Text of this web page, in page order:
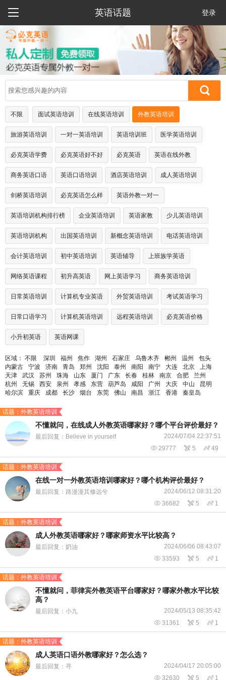
 英语话题 登录
不限 面试英语培训 在线英语培训 外教英语培训
旅游英语培训 一对一英语培训 英语培训班 医学英语培训
必克英语学费 必克英语好不好 必克英语 英语在线外教
商务英语口语 英语口语培训 酒店英语培训 成人英语培训
剑桥英语培训 必克英语怎么样 英语外教一对一
英语培训机构排行榜 企业英语培训 英语家教 少儿英语培训
英语培训机构 出国英语培训 新概念英语培训 电话英语培训
会计英语培训 初中英语培训 英语辅导 上班族学英语
网络英语课程 初升高英语 网上英语学习 商务英语培训
日常英语培训 计算机专业英语 外贸英语培训 考试英语学习
日常口语学习 计算机英语培训 远程英语培训 必克英语价格
小升初英语 英语网课
区域： 不限 深圳 福州 焦作 湖州 石家庄 乌鲁木齐 郴州 温州
包头
内蒙古
宁波 济南 青岛 郑州 沈阳 泰州 南阳 南宁 大连 北京
上海
天津
武汉 苏州 珠海 山东 厦门 广东 长春 桂林 南京 合肥
兰州
杭州
无锡 西安 泉州 孝感 东营 葫芦岛 咸阳 广州 大庆 中山
昆明
哈尔滨
重庆 成都 长沙 烟台 东莞 佛山 南昌 浙江 香港 秦皇岛
话题：外教英语培训
​不懂就问，在线成人外教英语哪家好？哪个平台评价最好？
最后回复：Believe in yourself 2024/07/04 22:37:51
 29777  5  49
话题：外教英语培训
在线一对一外教英语培训哪家好？哪个机构评价最好？
最后回复：路漫漫其修远兮 2024/06/12 08:31:20
 36682  5  1
话题：外教英语培训
成人外教英语哪家好？哪家师资水平比较高？
最后回复：奶油 2024/06/06 08:43:07
 33593  5  1
话题：外教英语培训
​不懂就问，菲律宾外教英语平台哪家好？哪家外教水平比较
高？
最后回复：小九 2024/05/13 08:35:42
 31361  5  1
话题：外教英语培训
成人英语口语外教哪家好？怎么选？
最后回复：寻 2024/04/17 20:05:00
 32630  5  1